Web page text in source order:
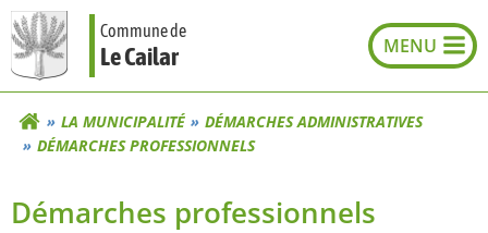
Aller
au
contenu
Commune de
Le Cailar
LA MUNICIPALITÉ
DÉMARCHES ADMINISTRATIVES
DÉMARCHES PROFESSIONNELS
Démarches professionnels